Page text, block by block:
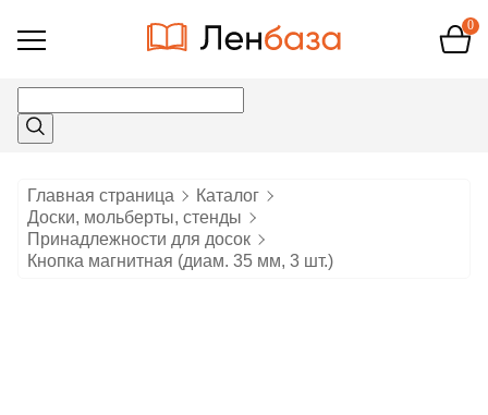
Открыть
0
Главная страница
Каталог
Доски, мольберты, стенды
Принадлежности для досок
Кнопка магнитная (диам. 35 мм, 3 шт.)